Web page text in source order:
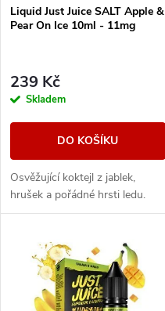
p
r
o
u
k
p
r
o
d
u
Liquid Just Juice SALT Apple &
Pear On Ice 10ml - 11mg
239 Kč
Skladem
DO KOŠÍKU
Osvěžující koktejl z jablek,
hrušek a pořádné hrsti ledu.